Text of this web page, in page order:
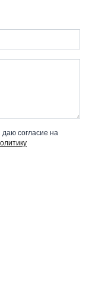
согласие на